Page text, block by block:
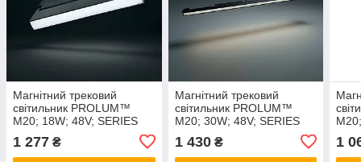
Магнітний трековий
світильник PROLUM™
M20; 18W; 48V; SERIES
1 277 ₴
Магнітний трековий
світильник PROLUM™
M20; 30W; 48V; SERIES
1 430₴ 1